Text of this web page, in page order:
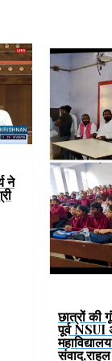
ने
छात्रों की
पूर्व NSUI